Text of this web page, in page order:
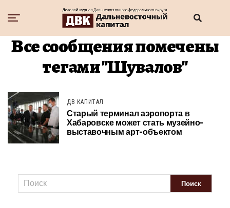
Все сообщения помечены
тегами "Шувалов"
ДВ КАПИТАЛ
Старый терминал аэропорта в
Хабаровске может стать музейно-
выставочным арт-объектом